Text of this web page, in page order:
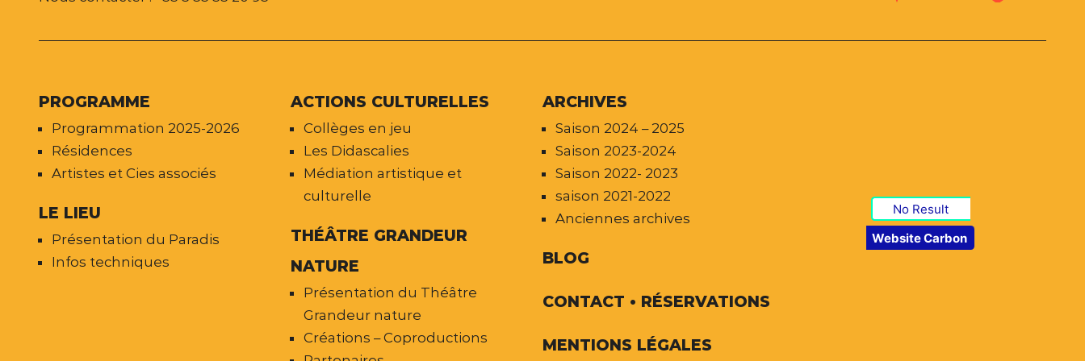
PROGRAMME
Programmation 2025-2026
Résidences
Artistes et Cies associés
LE LIEU
Présentation du Paradis
Infos techniques
ACTIONS CULTURELLES
Collèges en jeu
Les Didascalies
Médiation artistique et
culturelle
THÉÂTRE GRANDEUR
NATURE
Présentation du Théâtre
Grandeur nature
Créations – Coproductions
ARCHIVES
Saison 2024 – 2025
Saison 2023-2024
Saison 2022- 2023
saison 2021-2022
Anciennes archives
BLOG
CONTACT • RÉSERVATIONS
MENTIONS LÉGALES
No Result
Website Carbon